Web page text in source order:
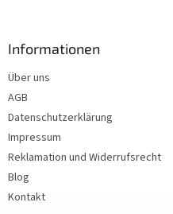
Informationen
Über uns
AGB
Datenschutzerklärung
Impressum
Reklamation und Widerrufsrecht
Blog
Kontakt